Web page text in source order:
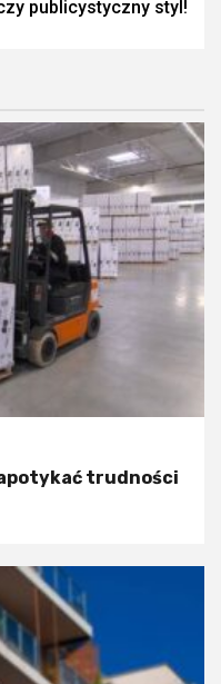
publicystyczny styl!
trudności